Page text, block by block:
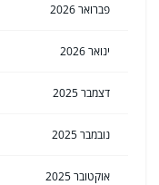
פברואר 2026
ינואר 2026
דצמבר 2025
נובמבר 2025
אוקטובר 2025